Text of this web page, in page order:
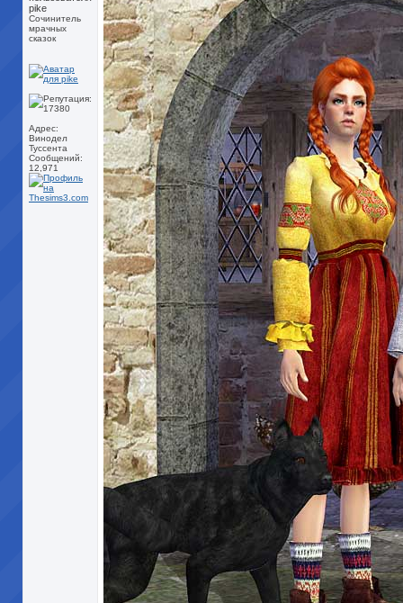
Сочинитель
мрачных
сказок
Адрес:
Винодел
Туссента
Сообщений:
12,971